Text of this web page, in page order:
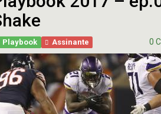
Playbook Assinante 0